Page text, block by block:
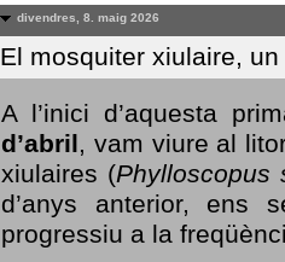
divendres, 8. maig 2026
El mosquiter xiulaire,
A l’inici d’aquesta
d’abril, vam viure al
xiulaires (Phylloscopus
d’anys anterior, ens
progressiu a la